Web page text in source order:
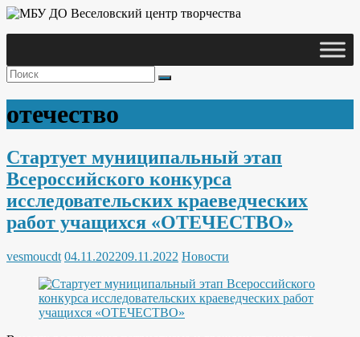
Skip
Веселовский
творчества
центр
творчества
отечество
Стартует муниципальный этап
Всероссийского конкурса
исследовательских краеведческих
работ учащихся «ОТЕЧЕСТВО»
vesmoucdt 04.11.202209.11.2022 Новости